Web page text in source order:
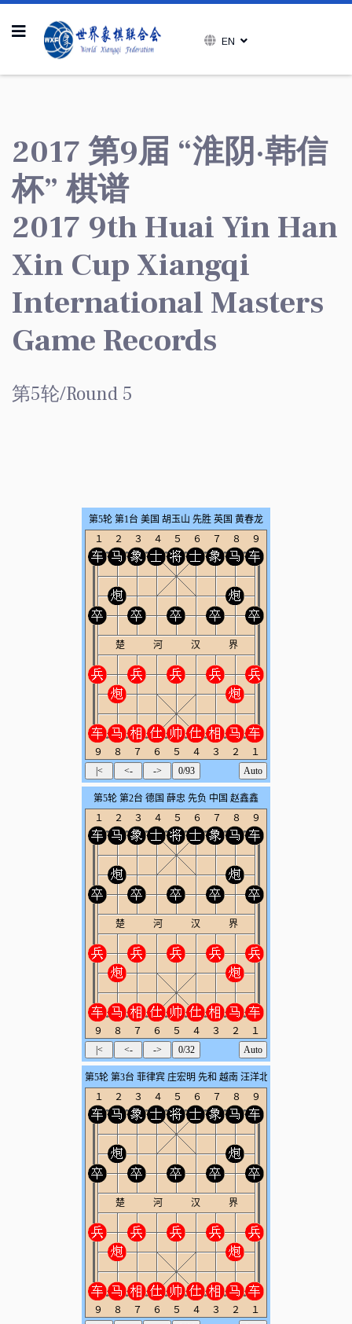
EN
2017 第9届 “淮阴·韩信
杯” 棋谱
2017 9th Huai Yin Han
Xin Cup Xiangqi
International Masters
Game Records
第5轮/Round 5